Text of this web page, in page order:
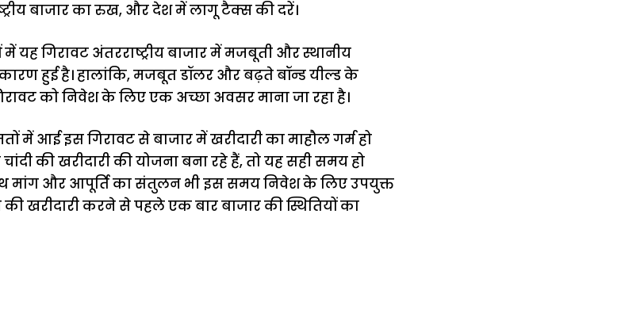
बाजार का रुख, और देश में लागू टैक्स की दरें।
यह गिरावट अंतरराष्ट्रीय बाजार में मजबूती और स्थानीय
हुई है। हालांकि, मजबूत डॉलर और बढ़ते बॉन्ड यील्ड के
को निवेश के लिए एक अच्छा अवसर माना जा रहा है।
में आई इस गिरावट से बाजार में खरीदारी का माहौल गर्म हो
की खरीदारी की योजना बना रहे हैं, तो यह सही समय हो
मांग और आपूर्ति का संतुलन भी इस समय निवेश के लिए उपयुक्त
की खरीदारी करने से पहले एक बार बाजार की स्थितियों का